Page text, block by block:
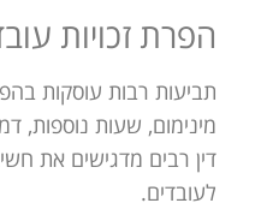
הפרת זכויות
תביעות רבות עוסקות
מינימום, שעות נוספות,
דין רבים מדגישים את
לעובדים.